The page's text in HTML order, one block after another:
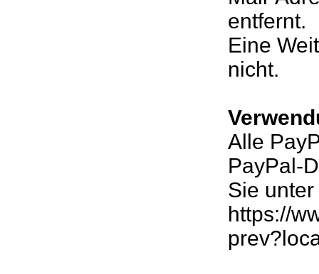
entfernt.
Eine
nicht.
Alle
PayPal-
Sie unter
https://